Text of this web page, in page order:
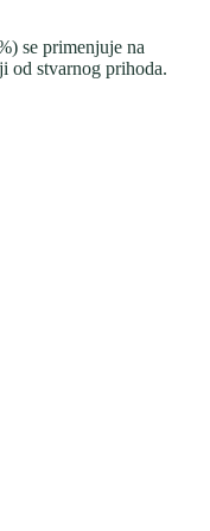
se primenjuje na
od stvarnog prihoda.